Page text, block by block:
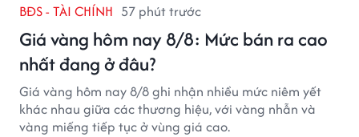
BĐS - TÀI CHÍNH 57 phút trước
Giá vàng hôm nay 8/8: Mức bán ra cao
nhất đang ở đâu?
Giá vàng hôm nay 8/8 ghi nhận nhiều mức niêm yết
khác nhau giữa các thương hiệu, với vàng nhẫn và
vàng miếng tiếp tục ở vùng giá cao.